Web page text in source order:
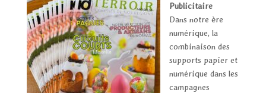
Publicitaire
Dans notre ère
numérique, la
combinaison des
supports papier et
numérique dans les
campagnes